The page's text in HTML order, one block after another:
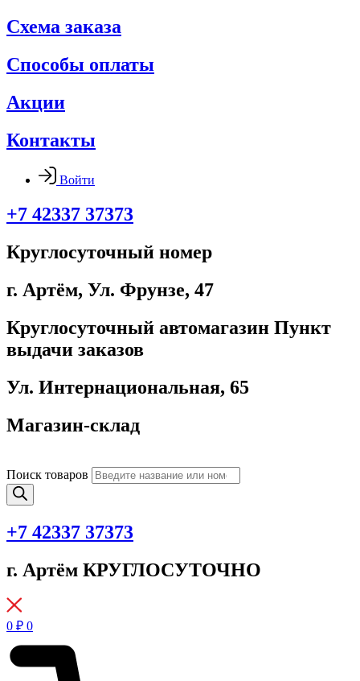
Схема заказа
Способы оплаты
Акции
Контакты
Войти
+7 42337 37373
Круглосуточный номер
г. Артём, ​Ул. Фрунзе, 47
Круглосуточный автомагазин Пункт
выдачи заказов
Ул. Интернациональная, 65
Магазин-склад
Поиск товаров
+7 42337 37373
г. Артём КРУГЛОСУТОЧНО
0 ₽ 0